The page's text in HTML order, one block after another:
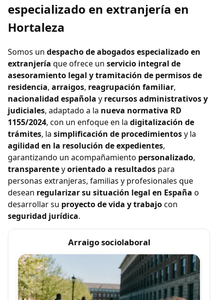
especializado en extranjería en
Hortaleza
Somos un despacho de abogados especializado en
extranjería que ofrece un servicio integral de
asesoramiento legal y tramitación de permisos de
residencia, arraigos, reagrupación familiar,
nacionalidad española y recursos administrativos y
judiciales, adaptado a la nueva normativa RD
1155/2024, con un enfoque en la digitalización de
trámites, la simplificación de procedimientosy la
agilidad en la resolución de expedientes,
garantizando un acompañamiento personalizado,
transparenteyorientado a resultados para
personas extranjeras, familias y profesionales que
desean regularizar su situación legal en España o
desarrollar su proyecto de vida y trabajocon
seguridad jurídica.
Arraigo sociolaboral